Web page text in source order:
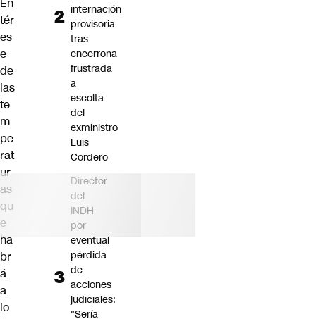
tér
es
e
de
las
te
m
pe
rat
ur
as
qu
e
ha
br
á
a
lo
internación
provisoria
tras
encerrona
frustrada
a
escolta
del
exministro
Luis
Cordero
Director
del
INDH
por
eventual
pérdida
de
acciones
judiciales:
"Sería